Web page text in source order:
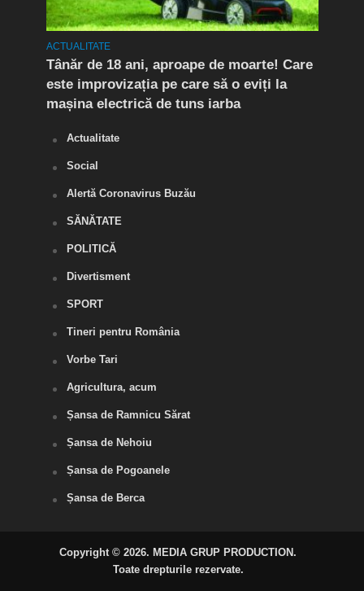
ACTUALITATE
Tânăr de 18 ani, aproape de moarte! Care
este improvizația pe care să o eviți la
mașina electrică de tuns iarba
Actualitate
Social
Alertă Coronavirus Buzău
SĂNĂTATE
POLITICĂ
Divertisment
SPORT
Tineri pentru România
Vorbe Tari
Agricultura, acum
Șansa de Ramnicu Sărat
Șansa de Nehoiu
Șansa de Pogoanele
Șansa de Berca
Copyright © 2026. MEDIA GRUP PRODUCTION.
Toate drepturile rezervate.